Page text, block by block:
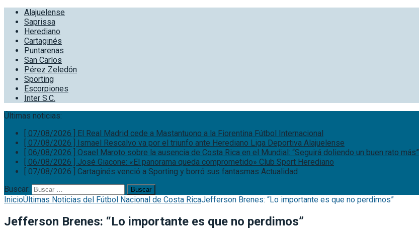
Alajuelense
Saprissa
Herediano
Cartaginés
Puntarenas
San Carlos
Pérez Zeledón
Sporting
Escorpiones
Inter S.C.
Últimas noticias:
[ 07/08/2026 ] El Real Madrid cede a Mastantuono a la Fiorentina Fútbol Internacional
[ 07/08/2026 ] Ismael Rescalvo va por el triunfo ante Herediano Liga Deportiva Alajuelense
[ 06/08/2026 ] Osael Maroto sobre la ausencia de Costa Rica en el Mundial: “Seguirá doliendo un buen rato más”
[ 06/08/2026 ] José Giacone: «El panorama queda comprometido» Club Sport Herediano
[ 07/08/2026 ] Cartaginés venció a Sporting y borró sus fantasmas Actualidad
Buscar:
InicioÚltimas Noticias del Fútbol Nacional de Costa RicaJefferson Brenes: “Lo importante es que no perdimos”
Jefferson Brenes: “Lo importante es que no perdimos”